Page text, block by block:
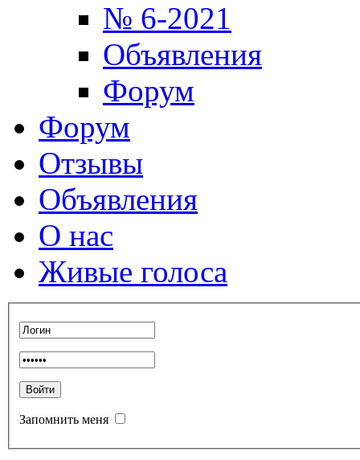
№ 6-2021
Объявления
Форум
Форум
Отзывы
Объявления
О нас
Живые голоса
Запомнить меня